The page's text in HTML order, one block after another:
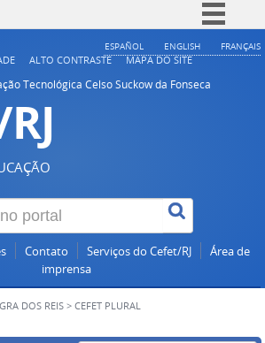
Simplifique!
ESPAÑOL ENGLISH FRANÇAIS
ALTO CONTRASTE
MAPA DO SITE
Tecnológica Celso Suckow da Fonseca
Contato Serviços do Cefet/RJ
Área de
imprensa
DOS REIS > CEFET PLURAL